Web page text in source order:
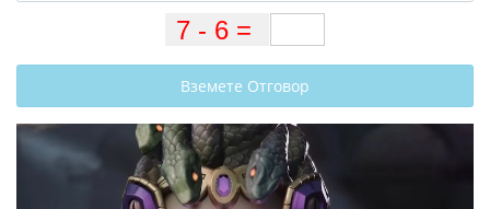
Вземете Отговор